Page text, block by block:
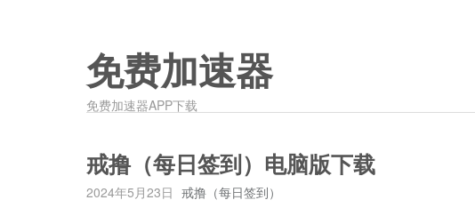
免费加速器
免费加速器APP下载
戒撸（每日签到）电脑版下载
2024年5月23日 戒撸（每日签到）